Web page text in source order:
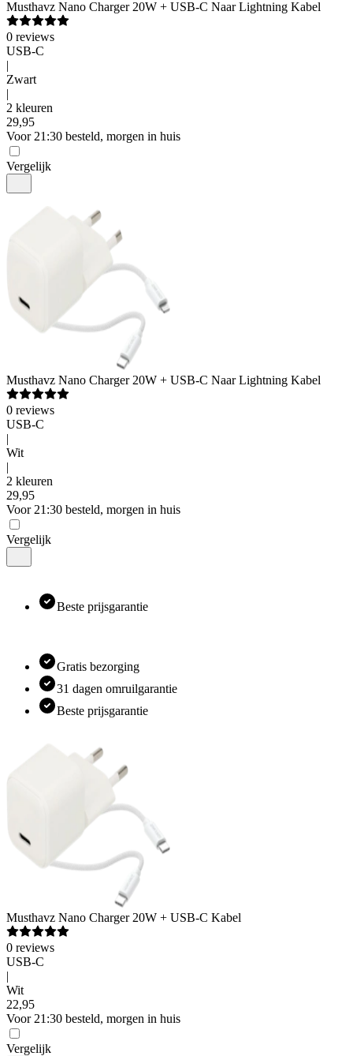
Musthavz Nano Charger 20W + USB-C Naar Lightning Kabel
0 reviews
USB-C
|
Zwart
|
2 kleuren
29,95
Voor 21:30 besteld, morgen in huis
Vergelijk
Musthavz Nano Charger 20W + USB-C Naar Lightning Kabel
0 reviews
USB-C
|
Wit
|
2 kleuren
29,95
Voor 21:30 besteld, morgen in huis
Vergelijk
Beste prijsgarantie
Gratis bezorging
31 dagen omruilgarantie
Beste prijsgarantie
Musthavz Nano Charger 20W + USB-C Kabel
0 reviews
USB-C
|
Wit
22,95
Voor 21:30 besteld, morgen in huis
Vergelijk